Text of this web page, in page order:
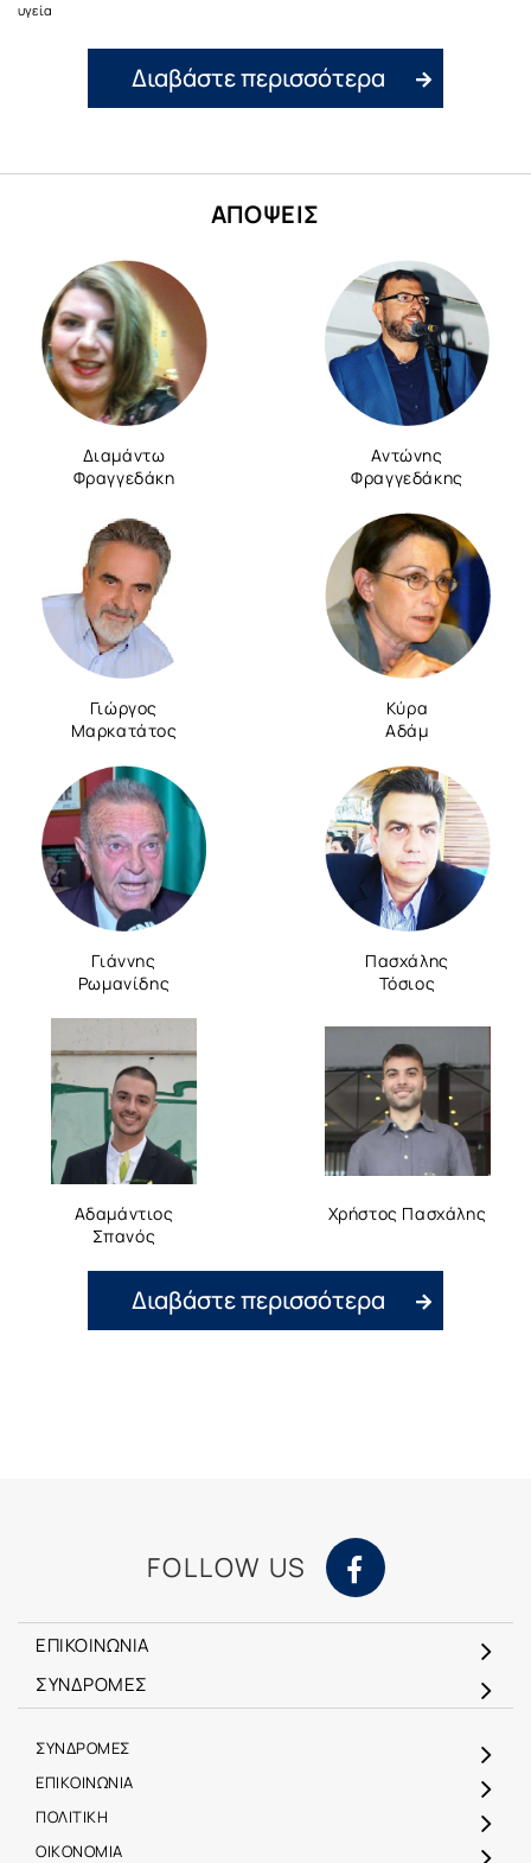
υγεία
Διαβάστε περισσότερα
ΑΠΟΨΕΙΣ
Διαμάντω
Φραγγεδάκη
Αντώνης
Φραγγεδάκης
Γιώργος
Μαρκατάτος
Κύρα
Αδάμ
Γιάννης
Ρωμανίδης
Πασχάλης
Τόσιος
Αδαμάντιος
Σπανός
Χρήστος Πασχάλης
Διαβάστε περισσότερα
FOLLOW US
ΕΠΙΚΟΙΝΩΝΙΑ
ΣΥΝΔΡΟΜΕΣ
ΣΥΝΔΡΟΜΕΣ
ΕΠΙΚΟΙΝΩΝΙΑ
ΠΟΛΙΤΙΚΗ
ΟΙΚΟΝΟΜΙΑ